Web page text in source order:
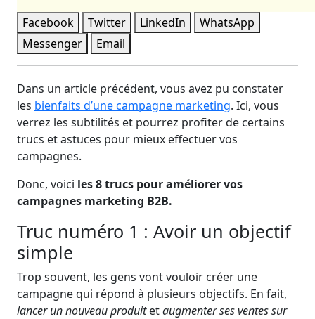
Facebook Twitter LinkedIn
WhatsApp
Messenger
Email
Dans un article précédent, vous avez pu constater
les bienfaits d’une campagne marketing. Ici, vous
verrez les subtilités et pourrez profiter de certains
trucs et astuces pour mieux effectuer vos
campagnes.
Donc, voici les 8 trucs pour améliorer vos
campagnes marketing B2B.
Truc numéro 1 : Avoir un objectif
simple
Trop souvent, les gens vont vouloir créer une
campagne qui répond à plusieurs objectifs. En fait,
lancer un nouveau produitetaugmenter ses ventes sur